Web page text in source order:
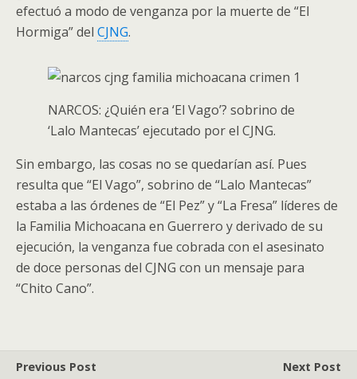
efectuó a modo de venganza por la muerte de “El
Hormiga” del CJNG.
NARCOS: ¿Quién era ‘El Vago’? sobrino de
‘Lalo Mantecas’ ejecutado por el CJNG.
Sin embargo, las cosas no se quedarían así. Pues
resulta que “El Vago”, sobrino de “Lalo Mantecas”
estaba a las órdenes de “El Pez” y “La Fresa” líderes de
la Familia Michoacana en Guerrero y derivado de su
ejecución, la venganza fue cobrada con el asesinato
de doce personas del CJNG con un mensaje para
“Chito Cano”.
Previous Post Next Post